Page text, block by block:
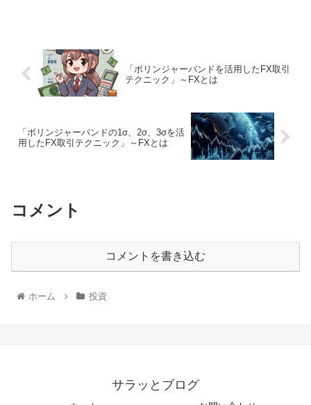
「ボリンジャーバンドを活用したFX取引
テクニック」～FXとは
「ボリンジャーバンドの1σ、2σ、3σを活
用したFX取引テクニック」～FXとは
コメント
コメントを書き込む
ホーム 投資
サラッとブログ